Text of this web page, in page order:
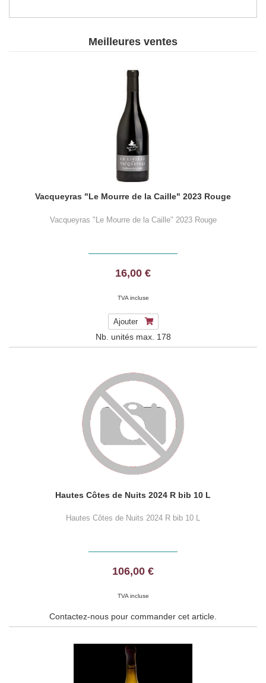
Meilleures ventes
Vacqueyras "Le Mourre de la Caille" 2023 Rouge
Vacqueyras "Le Mourre de la Caille" 2023 Rouge
16,00 €
TVA incluse
Ajouter
Nb. unités max. 178
Hautes Côtes de Nuits 2024 R bib 10 L
Hautes Côtes de Nuits 2024 R bib 10 L
106,00 €
TVA incluse
Contactez-nous pour commander cet article.